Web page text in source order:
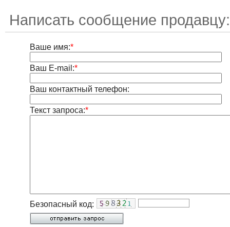
Написать сообщение
Ваше имя:*
Ваш E-mail:*
Ваш контактный телефон:
Текст запроса:*
Безопасный код: